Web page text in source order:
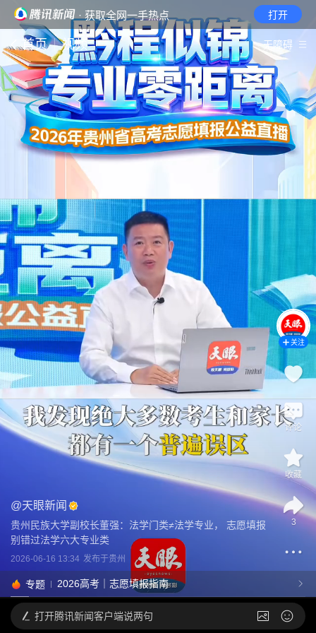
· 获取全网一手热点 打开
首页 视频 无障碍
@天眼新闻
贵州民族大学副校长董强：法学门类≠法学专业， 志愿填报
别错过法学六大专业类
2026-06-16 13:34 发布于贵州
专题 2026高考｜志愿填报指南
关注
评论
收藏
3
打开腾讯新闻客户端说两句